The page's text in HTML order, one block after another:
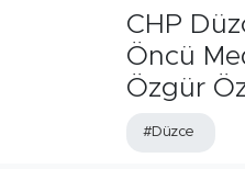
CHP
Öncü
Özgür
#Düzce
Siyaset
Süper Lig Puan